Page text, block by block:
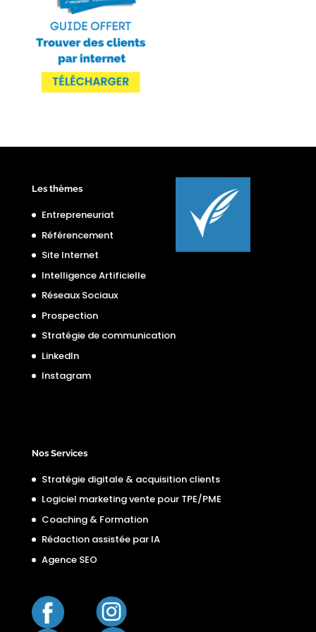
Les thèmes
Entrepreneuriat
Référencement
Site Internet
Intelligence Artificielle
Réseaux Sociaux
Prospection
Stratégie de communication
LinkedIn
Instagram
Nos Services
Stratégie digitale & acquisition clients
Logiciel marketing vente pour TPE/PME
Coaching & Formation
Rédaction assistée par IA
Agence SEO